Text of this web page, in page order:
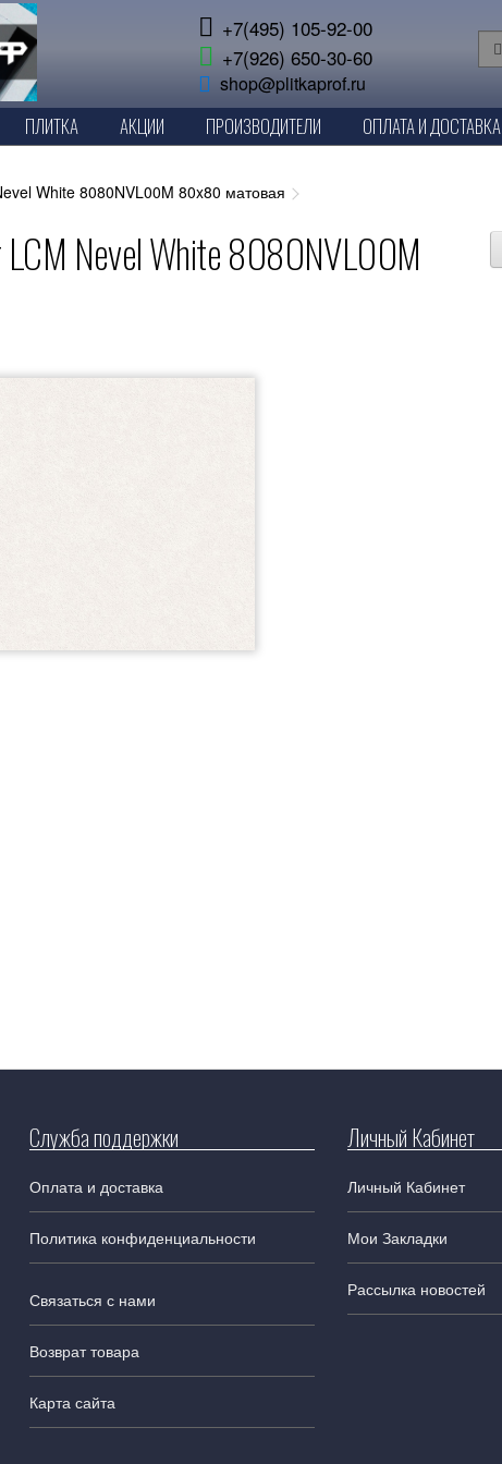
+7(495) 105-92-00
+7(926) 650-30-60
shop@plitkaprof.ru
ПЛИТКА АКЦИИ ПРОИЗВОДИТЕЛИ ОПЛАТА И ДОСТАВКА
White 8080NVL00M 80x80 матовая
LCM Nevel White 8080NVL00M
Служба поддержки
Оплата и доставка
Политика конфиденциальности
Связаться с нами
Возврат товара
Карта сайта
Личный Кабинет
Личный Кабинет
Мои Закладки
Рассылка новостей